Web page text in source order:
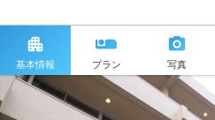
基本情報 プラン 写真